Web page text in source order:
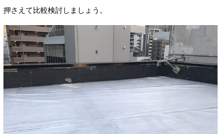
押さえて比較検討しましょう。